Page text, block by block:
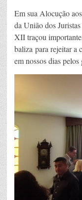
Em sua Alocução
da União dos
XII traçou
baliza para rejeitar a
em nossos dias